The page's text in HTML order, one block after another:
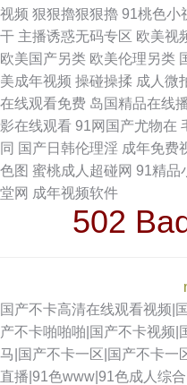
视频 狠狠擼狠狠擼 91桃色小
干 主播诱惑无码专区 欧美视
欧美国产另类 欧美伦理另类
美成年视频 操碰操揉 成人微
在线观看免费 岛国精品在线
影在线观看 91网国产尤物在
同 国产日韩伦理淫 成年免费
色图 蜜桃成人超碰网 91精品
堂网 成年视频软件
502
国产不卡高清在线观看视频|
产不卡啪啪啪|国产不卡视频|
马|国产不卡一区|国产不卡一
直播|91色www|91色成人综